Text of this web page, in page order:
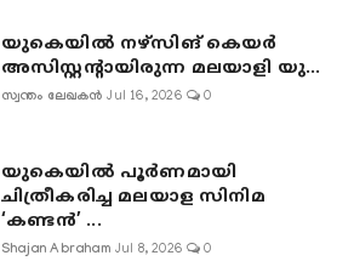
യുകെയിൽ നഴ്സിങ് കെയർ
അസിസ്റ്റന്റായിരുന്ന മലയാളി യു...
സ്വന്തം ലേഖകൻ Jul 16, 2026 0
യുകെയിൽ പൂർണമായി
ചിത്രീകരിച്ച മലയാള സിനിമ
‘കണ്ടൻ’ ...
Shajan Abraham Jul 8, 2026 0